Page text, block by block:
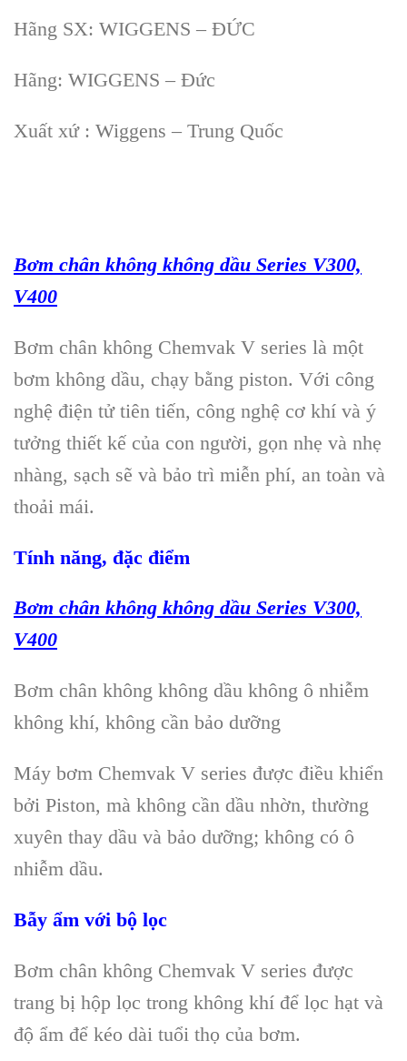
Hãng SX: WIGGENS – ĐỨC
Hãng: WIGGENS – Đức
Xuất xứ : Wiggens – Trung Quốc
Bơm chân không không dầu Series V300,
V400
Bơm chân không Chemvak V series là một
bơm không dầu, chạy bằng piston. Với công
nghệ điện tử tiên tiến, công nghệ cơ khí và ý
tưởng thiết kế của con người, gọn nhẹ và nhẹ
nhàng, sạch sẽ và bảo trì miễn phí, an toàn và
thoải mái.
Tính năng, đặc điểm
Bơm chân không không dầu Series V300,
V400
Bơm chân không không dầu không ô nhiễm
không khí, không cần bảo dưỡng
Máy bơm Chemvak V series được điều khiển
bởi Piston, mà không cần dầu nhờn, thường
xuyên thay dầu và bảo dưỡng; không có ô
nhiễm dầu.
Bẫy ẩm với bộ lọc
Bơm chân không Chemvak V series được
trang bị hộp lọc trong không khí để lọc hạt và
độ ẩm để kéo dài tuổi thọ của bơm.